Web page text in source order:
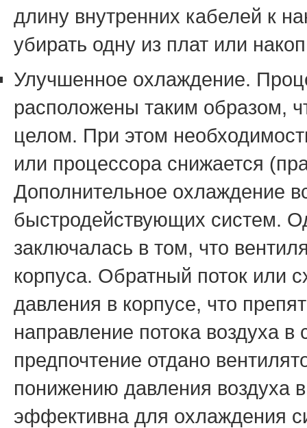
длину внутренних кабелей к
убирать одну из плат или
Улучшенное охлаждение.
расположены таким образом,
целом. При этом
или процессора снижается
Дополнительное охлаждение
быстродействующих систем.
заключалась в том, что
корпуса. Обратный поток или
давления в корпусе, что
направление потока воздуха
предпочтение отдано
понижению давления воздуха
эффективна для охлаждения